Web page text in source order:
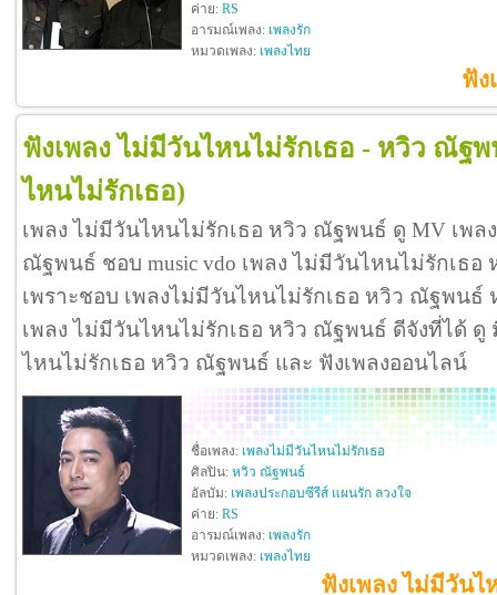
ค่าย: RS
อารมณ์เพลง: เพลงรัก
หมวดเพลง: เพลงไทย
ฟัง
ฟังเพลง ไม่มีวันไหนไม่รักเธอ - หวิว ณัฐ
ไหนไม่รักเธอ)
เพลง ไม่มีวันไหนไม่รักเธอ หวิว ณัฐพนธ์ ดู MV เพล
ณัฐพนธ์ ชอบ music vdo เพลง ไม่มีวันไหนไม่รักเธ
เพราะชอบ เพลงไม่มีวันไหนไม่รักเธอ หวิว ณัฐพนธ์
เพลง ไม่มีวันไหนไม่รักเธอ หวิว ณัฐพนธ์ ดีจังที่ได้ ดู
ไหนไม่รักเธอ หวิว ณัฐพนธ์ และ ฟังเพลงออนไลน์
ชื่อเพลง: เพลงไม่มีวันไหนไม่รักเธอ
ศิลปิน: หวิว ณัฐพนธ์
อัลบัม: เพลงประกอบซีรีส์ แผนรัก ลวงใจ
ค่าย: RS
อารมณ์เพลง: เพลงรัก
หมวดเพลง: เพลงไทย
ฟังเพลง ไม่มีวัน